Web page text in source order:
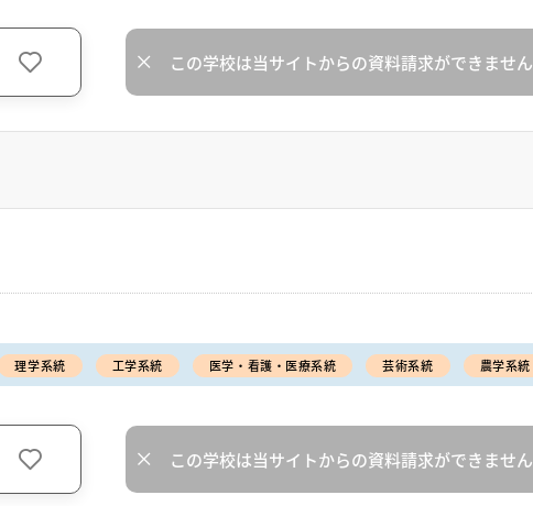
この学校は当サイトからの資料請求ができません
理学系統 工学系統 医学・看護・医療系統 芸術系統 農学系統
この学校は当サイトからの資料請求ができません